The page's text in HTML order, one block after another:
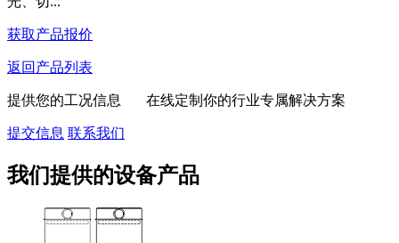
获取产品报价
返回产品列表
提供您的工况信息 在线定制你的行业专属解决方案
提交信息 联系我们
我们提供的设备产品